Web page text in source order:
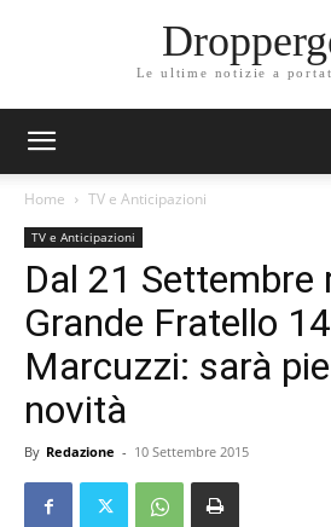
Le ultime notizie a
Home TV e Anticipazioni
TV e Anticipazioni
Dal 21 Settembre
Grande Fratello
Marcuzzi: sarà
novità
By Redazione - 10 Settembre 2015